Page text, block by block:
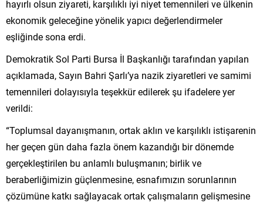
hayırlı olsun ziyareti, karşılıklı iyi niyet temennileri ve ülkenin
ekonomik geleceğine yönelik yapıcı değerlendirmeler
eşliğinde sona erdi.
Demokratik Sol Parti Bursa İl Başkanlığı tarafından yapılan
açıklamada, Sayın Bahri Şarlı’ya nazik ziyaretleri ve samimi
temennileri dolayısıyla teşekkür edilerek şu ifadelere yer
verildi:
“Toplumsal dayanışmanın, ortak aklın ve karşılıklı istişarenin
her geçen gün daha fazla önem kazandığı bir dönemde
gerçekleştirilen bu anlamlı buluşmanın; birlik ve
beraberliğimizin güçlenmesine, esnafımızın sorunlarının
çözümüne katkı sağlayacak ortak çalışmaların gelişmesine